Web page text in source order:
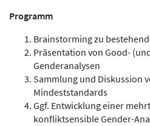
Programm
Brainstorming zu
Präsentation von Good-
Genderanalysen
Sammlung und Diskussion
Mindeststandards
Ggf. Entwicklung einer
konfliktsensible Gender-